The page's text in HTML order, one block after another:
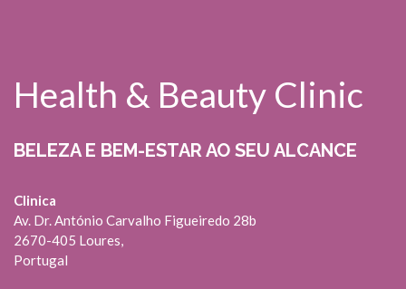
Health & Beauty Clinic
BELEZA E BEM-ESTAR AO SEU ALCANCE
Clinica
Av. Dr. António Carvalho Figueiredo 28b
2670-405 Loures,
Portugal